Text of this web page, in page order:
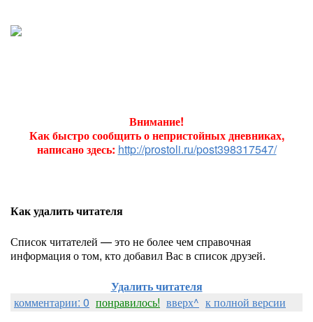
Внимание!
Как быстро сообщить о непристойных дневниках,
написано здесь: http://prostoli.ru/post398317547/
Как удалить читателя
Список читателей — это не более чем справочная
информация о том, кто добавил Вас в список друзей.
Удалить читателя
комментарии: 0 понравилось! вверх^ к полной версии